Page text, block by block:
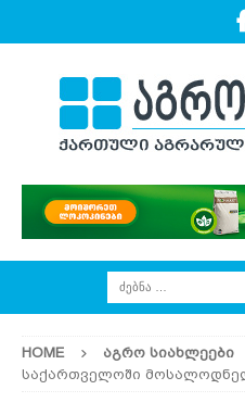
HOME ᲐᲒᲠᲝ ᲡᲘᲐᲮᲚᲔᲔᲑᲘ
საქართველოში